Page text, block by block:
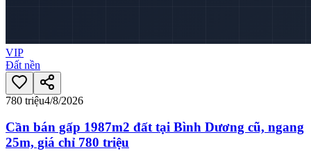
VIP
Đất nền
780 triệu4/8/2026
Cần bán gấp 1987m2 đất tại Bình Dương cũ, ngang
25m, giá chỉ 780 triệu